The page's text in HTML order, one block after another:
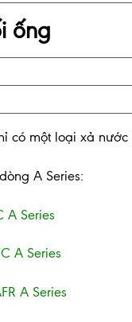
ống
có một loại xả
A Series:
A Series
A Series
A Series